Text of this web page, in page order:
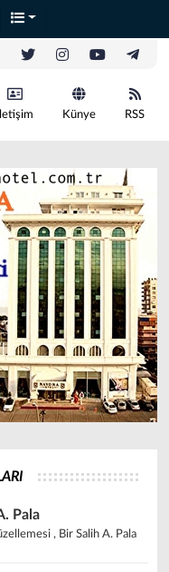
İletişim Künye RSS
Pala
, Bir Salih A. Pala